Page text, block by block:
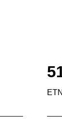
ETN